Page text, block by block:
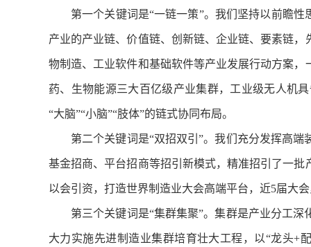
第一个关键词是“一链一策”。我们坚持以前瞻
产业的产业链、价值链、创新链、企业链、要素链
物制造、工业软件和基础软件等产业发展行动方案
药、生物能源三大百亿级产业集群，工业级无人机
“大脑”“小脑”“肢体”的链式协同布局。
第二个关键词是“双招双引”。我们充分发挥高
基金招商、平台招商等招引新模式，精准招引了一
以会引资，打造世界制造业大会高端平台，近5届大
第三个关键词是“集群集聚”。集群是产业分工
大力实施先进制造业集群培育壮大工程，以“龙头+